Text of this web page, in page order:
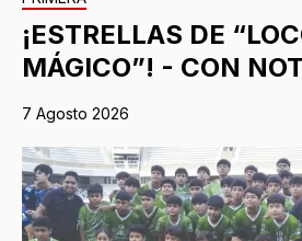
¡ESTRELLAS DE
MÁGICO”! - CON
7 Agosto 2026